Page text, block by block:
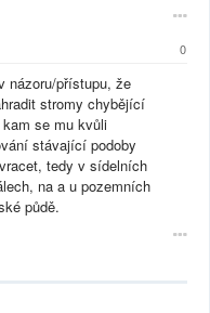
0
názoru/přístupu, že
stromy chybějící
se mu kvůli
stávající podoby
tedy v sídelních
na a u pozemních
půdě.